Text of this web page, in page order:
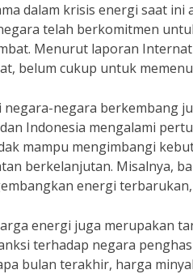
dalam krisis energi saat
telah berkomitmen
Menurut laporan
belum cukup untuk
negara berkembang
Indonesia mengalami
mampu mengimbangi
berkelanjutan. Misalnya,
energi
energi juga merupakan
terhadap negara
bulan terakhir, harga